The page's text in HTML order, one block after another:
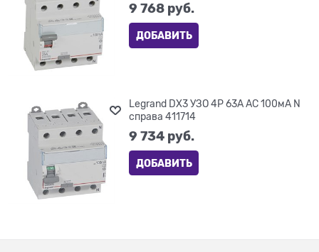
9 768 руб.
ДОБАВИТЬ
Legrand DX3 УЗО 4P 63А AC 100мА N
справа 411714
9 734 руб.
ДОБАВИТЬ